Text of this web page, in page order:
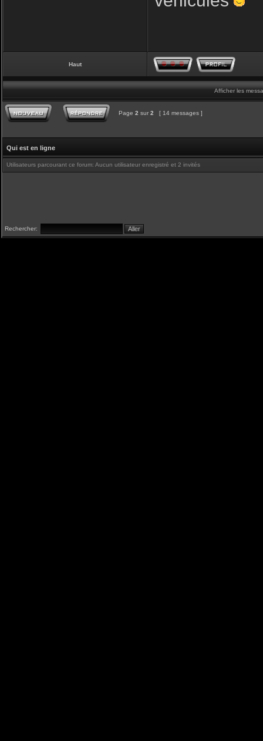
Haut
Afficher les
Page 2 sur 2 [ 14 messages ]
Qui est en ligne
Utilisateurs parcourant ce forum: Aucun utilisateur enregistré et 2 invités
Rechercher: